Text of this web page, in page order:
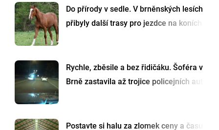
Do přírody v sedle. V brněnských lesích
přibyly další trasy pro jezdce na koních
Rychle, zběsile a bez řidičáku. Šoféra v
Brně zastavila až trojice policejních aut
Postavte si halu za zlomek ceny a času